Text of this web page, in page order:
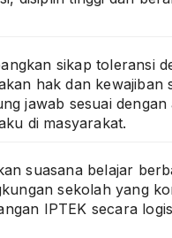
sikap toleransi
hak dan kewajiban
jawab sesuai
di masyarakat.
suasana belajar
sekolah yang
IPTEK secara